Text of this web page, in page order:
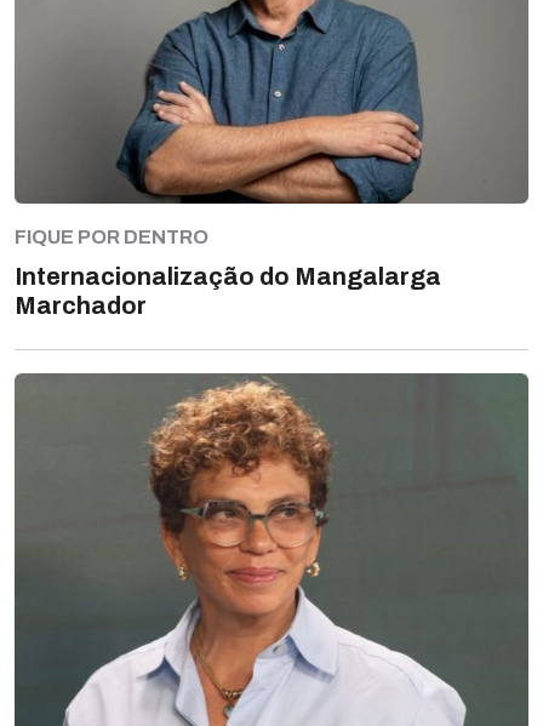
FIQUE POR DENTRO
Internacionalização do Mangalarga
Marchador